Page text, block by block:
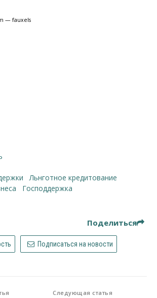
— fauxels
льнготное кредитование
господдержка
Поделиться
Подписаться на новости
Следующая статья